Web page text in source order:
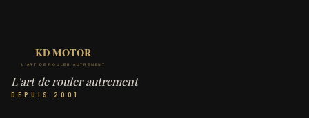
L'art de rouler autrement
DEPUIS 2001